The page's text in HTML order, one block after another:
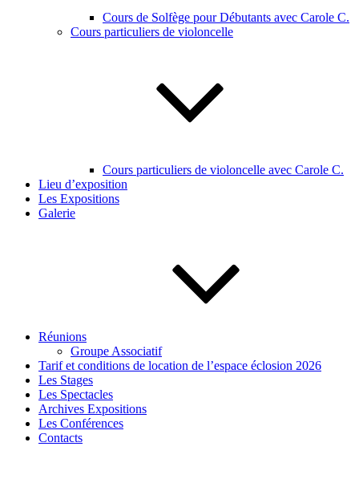
Cours de Solfège pour Débutants avec Carole C.
Cours particuliers de violoncelle
Cours particuliers de violoncelle avec Carole C.
Lieu d’exposition
Les Expositions
Galerie
Réunions
Groupe Associatif
Tarif et conditions de location de l’espace éclosion 2026
Les Stages
Les Spectacles
Archives Expositions
Les Conférences
Contacts